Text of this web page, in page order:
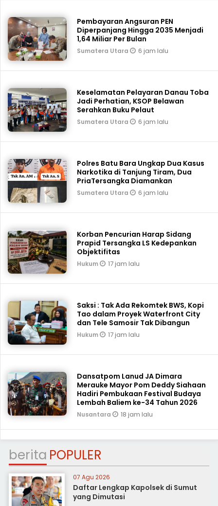
Pembayaran Angsuran PEN
Diperpanjang Hingga 2035 Menjadi
1,64 Miliar Per Bulan
Sumatera Utara 6 jam lalu
Keselamatan Pelayaran Danau Toba
Jadi Perhatian, KSOP Belawan
Serahkan Buku Pelaut
Sumatera Utara 6 jam lalu
Polres Batu Bara Ungkap Dua Kasus
Narkotika di Tanjung Tiram, Dua
PriaTersangka Diamankan
Sumatera Utara 6 jam lalu
Korban Pencurian Harap Sidang
Prapid Tersangka LS Kedepankan
Objektifitas
Hukum 17 jam lalu
Saksi : Tak Ada Rekomtek BWS, Kopi
Tao dalam Proyek Waterfront City
dan Tele Samosir Tak Dibangun
Hukum 17 jam lalu
Dansatpom Lanud JA Dimara
Merauke Mayor Pom Deddy Siahaan
Hadiri Pembukaan Festival Budaya
Lembah Baliem ke-34 Tahun 2026
Nusantara 18 jam lalu
berita POPULER
07 Agu 2026
Daftar Lengkap Kapolsek di Sumut
yang Dimutasi